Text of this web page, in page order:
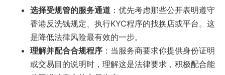
选择受规管的服务通道 ：优先考虑那些公开表明遵守
香港反洗钱规定、执行KYC程序的找换店或平台。这
是降低法律风险最有效的一步。
理解并配合合规程序 ：当服务商要求你提供身份证明
或交易目的说明时，理解这是法律要求，积极配合能